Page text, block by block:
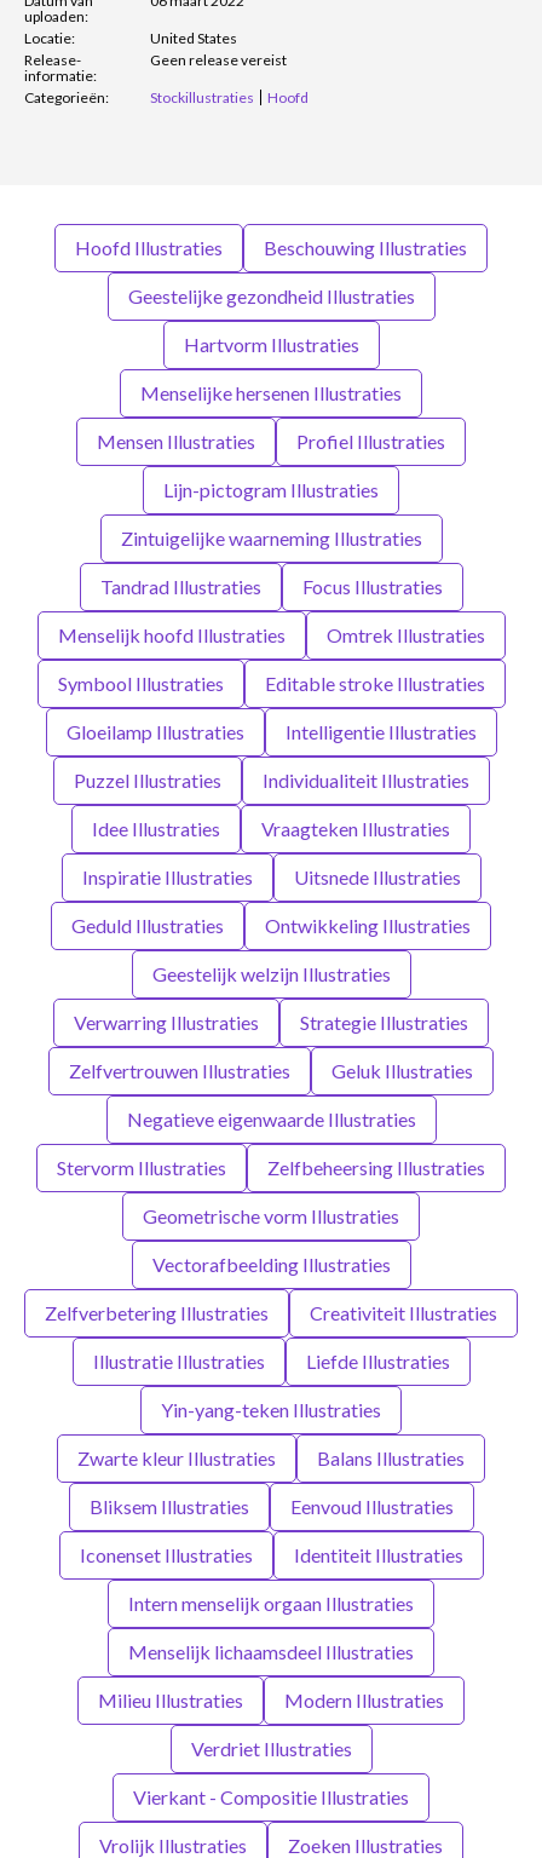
uploaden:
Locatie:
United States
Release-
informatie:
Geen release vereist
Categorieën: Stockillustraties Hoofd
Hoofd Illustraties Beschouwing Illustraties
Geestelijke gezondheid Illustraties
Hartvorm Illustraties
Menselijke hersenen Illustraties
Mensen Illustraties Profiel Illustraties
Lijn-pictogram Illustraties
Zintuigelijke waarneming Illustraties
Tandrad Illustraties Focus Illustraties
Menselijk hoofd Illustraties Omtrek Illustraties
Symbool Illustraties Editable stroke Illustraties
Gloeilamp Illustraties Intelligentie Illustraties
Puzzel Illustraties Individualiteit Illustraties
Idee Illustraties Vraagteken Illustraties
Inspiratie Illustraties Uitsnede Illustraties
Geduld Illustraties Ontwikkeling Illustraties
Geestelijk welzijn Illustraties
Verwarring Illustraties Strategie Illustraties
Zelfvertrouwen Illustraties Geluk Illustraties
Negatieve eigenwaarde Illustraties
Stervorm Illustraties Zelfbeheersing Illustraties
Geometrische vorm Illustraties
Vectorafbeelding Illustraties
Zelfverbetering Illustraties Creativiteit Illustraties
Illustratie Illustraties Liefde Illustraties
Yin-yang-teken Illustraties
Zwarte kleur Illustraties Balans Illustraties
Bliksem Illustraties Eenvoud Illustraties
Iconenset Illustraties Identiteit Illustraties
Intern menselijk orgaan Illustraties
Menselijk lichaamsdeel Illustraties
Milieu Illustraties Modern Illustraties
Verdriet Illustraties
Vierkant - Compositie Illustraties
Vrolijk Illustraties Zoeken Illustraties